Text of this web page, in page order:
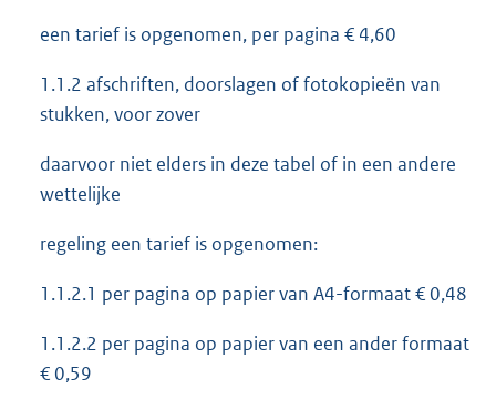
een tarief is opgenomen, per pagina € 4,60
1.1.2 afschriften, doorslagen of fotokopieën van
stukken, voor zover
daarvoor niet elders in deze tabel of in een andere
wettelijke
regeling een tarief is opgenomen:
1.1.2.1 per pagina op papier van A4-formaat € 0,48
1.1.2.2 per pagina op papier van een ander formaat
€ 0,59